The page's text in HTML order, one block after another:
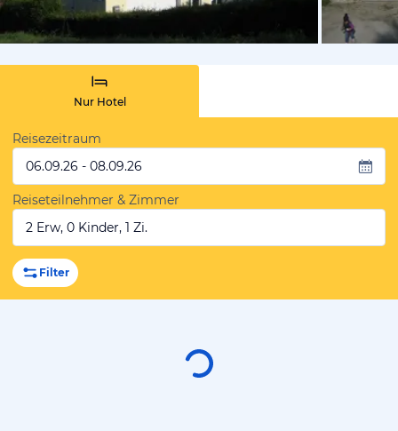
von
Nur Hotel
Reisezeitraum
06.09.26 - 08.09.26
Reiseteilnehmer & Zimmer
2 Erw, 0 Kinder, 1 Zi.
Filter